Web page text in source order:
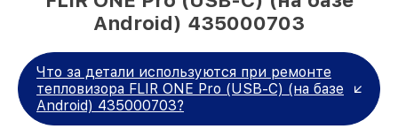
Android) 435000703
Что за детали используются при ремонте
тепловизора FLIR ONE Pro (USB-C) (на базе
Android) 435000703?